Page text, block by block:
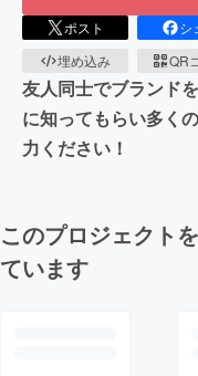
ポスト シ
埋め込み
QR
友人同士でブランド
に知ってもらい多く
力ください！
このプロジェクト
ています